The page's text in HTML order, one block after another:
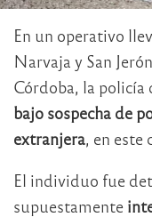
En un operativo
Narvaja y San
Córdoba, la policía
bajo sospecha de
extranjera, en este
El individuo fue
supuestamente